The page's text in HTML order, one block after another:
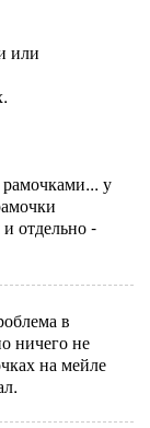
или
рамочками... у
отдельно -
в
ничего не
на мейле